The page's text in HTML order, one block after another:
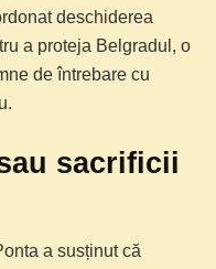
deschiderea
a proteja Belgradul, o
de întrebare cu
sacrificii
a susținut că